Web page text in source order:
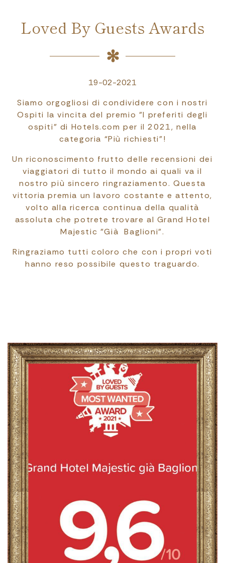
Loved By Guests Awards
19-02-2021
Siamo orgogliosi di condividere con i nostri
Ospiti la vincita del premio "I preferiti degli
ospiti" di Hotels.com per il 2021, nella
categoria “Più richiesti”!
Un riconoscimento frutto delle recensioni dei
viaggiatori di tutto il mondo ai quali va il
nostro più sincero ringraziamento. Questa
vittoria premia un lavoro costante e attento,
volto alla ricerca continua della qualità
assoluta che potrete trovare al Grand Hotel
Majestic "Già Baglioni".
Ringraziamo tutti coloro che con i propri voti
hanno reso possibile questo traguardo.